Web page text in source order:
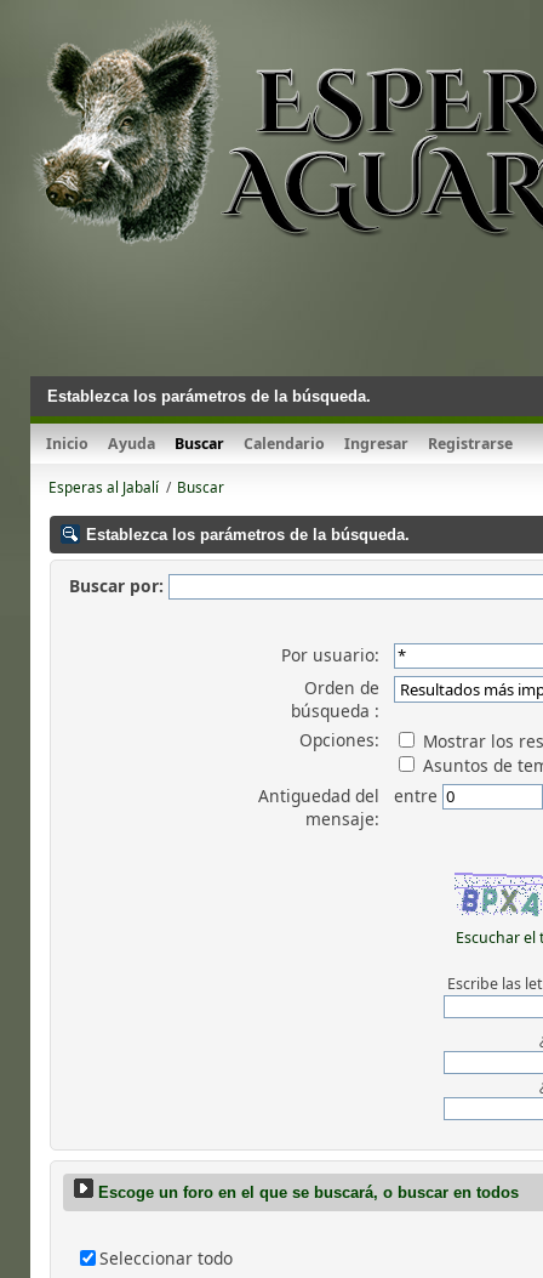
Establezca los parámetros de la búsqueda.
Inicio Ayuda Buscar Calendario Ingresar Registrarse
Esperas al Jabalí/ Buscar
Establezca los parámetros de la búsqueda.
Buscar por:
Por usuario:
Orden de
búsqueda :
Opciones:
Mostrar los
Asuntos de
Antiguedad del
mensaje:
entre
Escuchar el
Escribe las
Escoge un foro en el que se buscará, o buscar en todos
Seleccionar todo